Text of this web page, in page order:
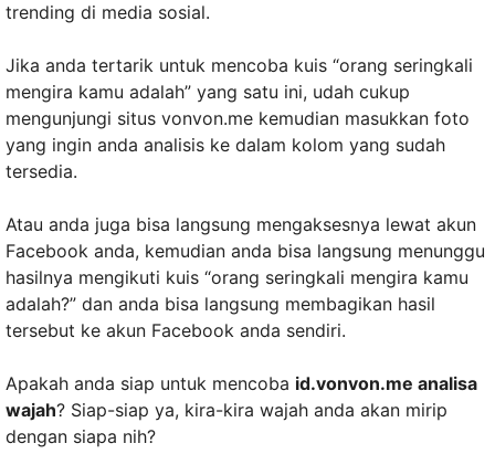
trending di media sosial.
Jika anda tertarik untuk mencoba kuis “orang seringkali
mengira kamu adalah” yang satu ini, udah cukup
mengunjungi situs vonvon.me kemudian masukkan foto
yang ingin anda analisis ke dalam kolom yang sudah
tersedia.
Atau anda juga bisa langsung mengaksesnya lewat akun
Facebook anda, kemudian anda bisa langsung menunggu
hasilnya mengikuti kuis “orang seringkali mengira kamu
adalah?” dan anda bisa langsung membagikan hasil
tersebut ke akun Facebook anda sendiri.
Apakah anda siap untuk mencoba id.vonvon.me analisa
wajah? Siap-siap ya, kira-kira wajah anda akan mirip
dengan siapa nih?